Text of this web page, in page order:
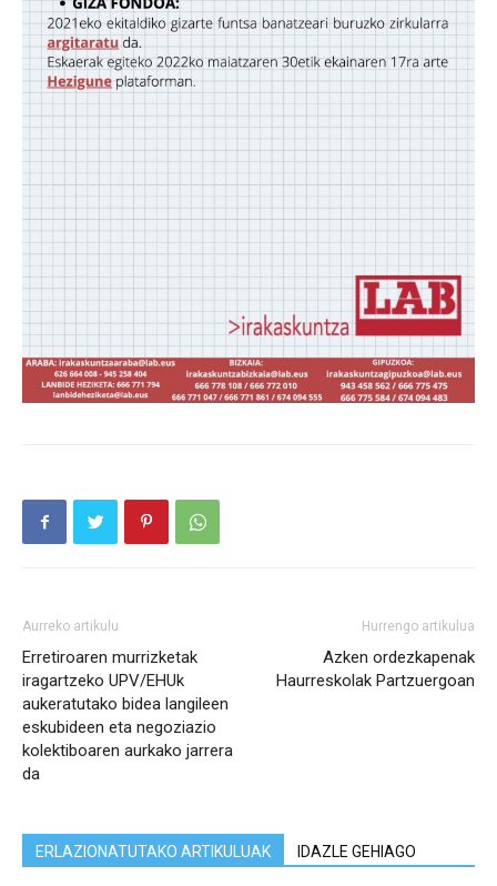
Aurreko artikulu
Erretiroaren murrizketak
iragartzeko UPV/EHUk
aukeratutako bidea langileen
eskubideen eta negoziazio
kolektiboaren aurkako jarrera
da
Hurrengo artikulua
Azken ordezkapenak
Haurreskolak Partzuergoan
ERLAZIONATUTAKO ARTIKULUAK IDAZLE GEHIAGO